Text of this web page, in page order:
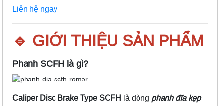
Liên hệ ngay
🔹 GIỚI THIỆU SẢN PHẨM
Phanh SCFH là gì?
Caliper Disc Brake Type SCFH là dòng phanh đĩa kẹp